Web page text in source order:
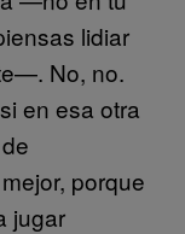
lidiar
No, no.
en esa otra
porque
jugar